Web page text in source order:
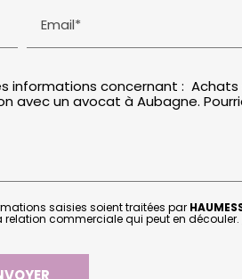
Email*
saisies soient traitées par
commerciale qui peut en découler.